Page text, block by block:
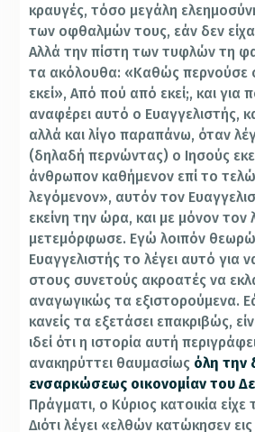
κραυγές, τόσο μεγάλη
των οφθαλμών τους, εάν δεν
Αλλά την πίστη των τυφλών τη
τα ακόλουθα: «Καθώς περνούσε
εκεί», Από πού από εκεί;, και για
αναφέρει αυτό ο Ευαγγελιστής,
αλλά και λίγο παραπάνω, όταν
(δηλαδή περνώντας) ο Ιησούς
άνθρωπον καθήμενον επί το
λεγόμενον», αυτόν τον
εκείνη την ώρα, και με μόνον τον
μετεμόρφωσε. Εγώ λοιπόν θεωρώ
Ευαγγελιστής το λέγει αυτό για
στους συνετούς ακροατές να
αναγωγικώς τα εξιστορούμενα.
κανείς τα εξετάσει επακριβώς,
ιδεί ότι η ιστορία αυτή
ανακηρύττει θαυμασίως όλη την
ενσαρκώσεως οικονομίαν του
Πράγματι, ο Κύριος κατοικία
Διότι λέγει «ελθών κατώκησεν